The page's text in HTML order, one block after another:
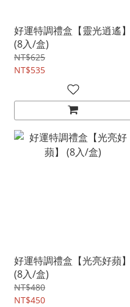
好運特調禮盒【靈光逍遙】
(8入/盒)
NT$625
NT$535
好運特調禮盒【光亮好蘋】
(8入/盒)
NT$480
NT$450